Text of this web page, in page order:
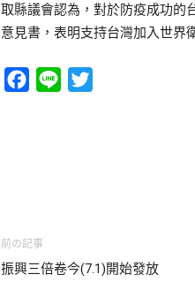
取縣議會認為，對於防疫成功的
意見書，表明支持台灣加入世界
Facebook
Line
前の記事
振興三倍卷今(7.1)開始發放